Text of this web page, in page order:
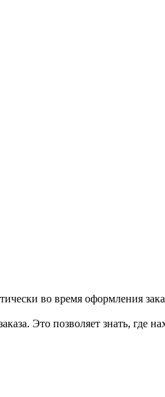
во время оформления
Это позволяет знать, где